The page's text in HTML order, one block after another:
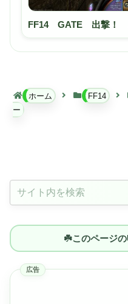
FF14 GATE 出撃！
ホーム FF14
ー
☘️このページ
広告